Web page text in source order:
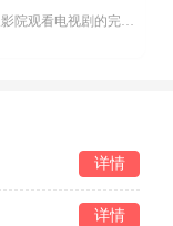
不少影视爱好者都在探寻天天影院观看电视剧的完整方法，结合最新平台使用规则，本篇新手入门攻略全面讲解观看渠道、检索流程、播放设置以及画面模式调整等实用内容。全文适配手机、电脑等主流设备，步骤简洁易懂，无论是初次使用的新手，还是想要优化观影体验的用户，都能参照内容快速上手，熟练掌握平台各项操作技巧，轻松畅享影视内容。...
详情
详情